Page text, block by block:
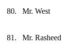
80. Mr. West
81. Mr. Rasheed